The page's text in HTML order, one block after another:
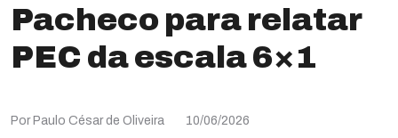
Pacheco para relatar
PEC da escala 6×1
Por Paulo César de Oliveira 10/06/2026